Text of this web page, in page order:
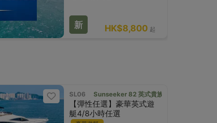
新 HK$8,800 起
SL06 Sunseeker 82 英式貴族品味之選
【彈性任選】豪華英式遊
艇4/8小時任選